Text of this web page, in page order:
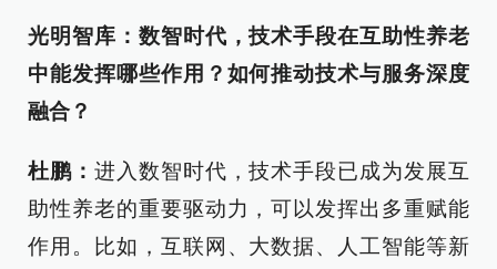
光明智库：数智时代，技术手段在互助性养老
中能发挥哪些作用？如何推动技术与服务深度
融合？
杜鹏： 进入数智时代，技术手段已成为发展互
助性养老的重要驱动力，可以发挥出多重赋能
作用。比如，互联网、大数据、人工智能等新